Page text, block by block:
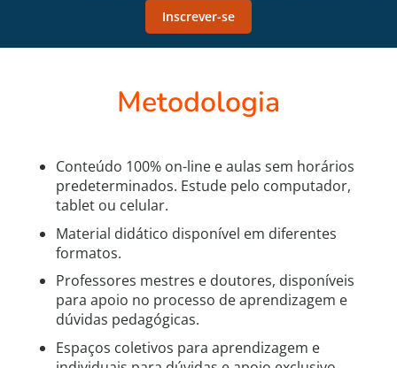
Inscrever-se
Metodologia
Conteúdo 100% on-line e aulas sem horários
predeterminados. Estude pelo computador,
tablet ou celular.
Material didático disponível em diferentes
formatos.
Professores mestres e doutores, disponíveis
para apoio no processo de aprendizagem e
dúvidas pedagógicas.
Espaços coletivos para aprendizagem e